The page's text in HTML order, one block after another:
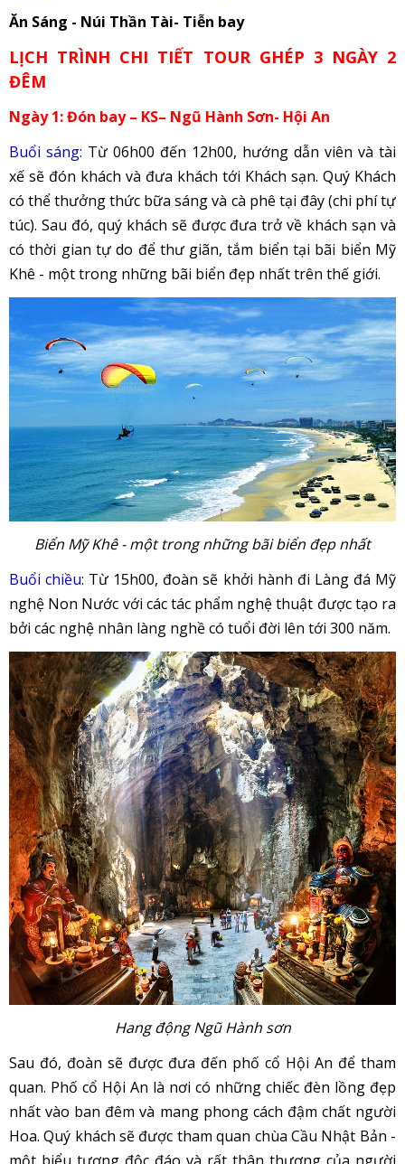
Ăn Sáng - Núi Thần Tài- Tiễn bay
LỊCH TRÌNH CHI TIẾT TOUR GHÉP 3 NGÀY 2
ĐÊM
Ngày 1: Đón bay – KS– Ngũ Hành Sơn- Hội An
Buổi sáng: Từ 06h00 đến 12h00, hướng dẫn viên và tài
xế sẽ đón khách và đưa khách tới Khách sạn. Quý Khách
có thể thưởng thức bữa sáng và cà phê tại đây (chi phí tự
túc). Sau đó, quý khách sẽ được đưa trở về khách sạn và
có thời gian tự do để thư giãn, tắm biển tại bãi biển Mỹ
Khê - một trong những bãi biển đẹp nhất trên thế giới.
Biển Mỹ Khê - một trong những bãi biển đẹp nhất
Buổi chiều: Từ 15h00, đoàn sẽ khởi hành đi Làng đá Mỹ
nghệ Non Nước với các tác phẩm nghệ thuật được tạo ra
bởi các nghệ nhân làng nghề có tuổi đời lên tới 300 năm.
Hang động Ngũ Hành sơn
Sau đó, đoàn sẽ được đưa đến phố cổ Hội An để tham
quan. Phố cổ Hội An là nơi có những chiếc đèn lồng đẹp
nhất vào ban đêm và mang phong cách đậm chất người
Hoa. Quý khách sẽ được tham quan chùa Cầu Nhật Bản -
một biểu tượng độc đáo và rất thân thương của người